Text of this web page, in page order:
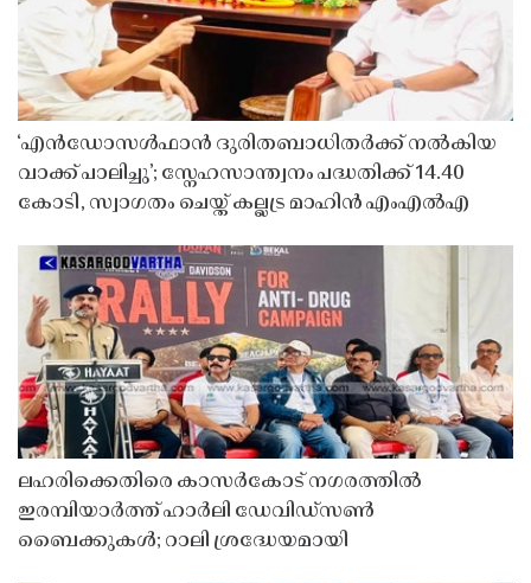
‘എൻഡോസൾഫാൻ ദുരിതബാധിതർക്ക് നൽകിയ
വാക്ക് പാലിച്ചു’; സ്നേഹസാന്ത്വനം പദ്ധതിക്ക് 14.40
കോടി, സ്വാഗതം ചെയ്ത് കല്ലട്ര മാഹിൻ എംഎൽഎ
ലഹരിക്കെതിരെ കാസർകോട് നഗരത്തിൽ
ഇരമ്പിയാർത്ത് ഹാർലി ഡേവിഡ്‌സൺ
ബൈക്കുകൾ; റാലി ശ്രദ്ധേയമായി